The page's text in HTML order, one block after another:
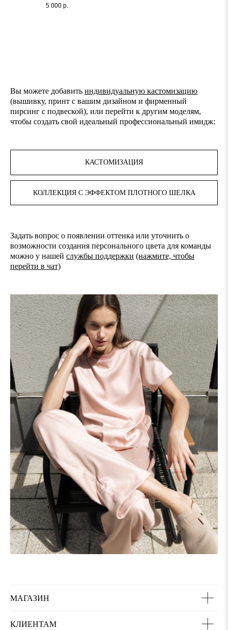
5 000 р.
Вы можете добавить индивидуальную кастомизацию
(вышивку, принт с вашим дизайном и фирменный
пирсинг с подвеской), или перейти к другим моделям,
чтобы создать свой идеальный профессиональный имидж:
КАСТОМИЗАЦИЯ
КОЛЛЕКЦИЯ С ЭФФЕКТОМ ПЛОТНОГО ШЕЛКА
Задать вопрос о появлении оттенка или уточнить о
возможности создания персонального цвета для команды
можно у нашей службы поддержки (нажмите, чтобы
перейти в чат)
МАГАЗИН
КЛИЕНТАМ